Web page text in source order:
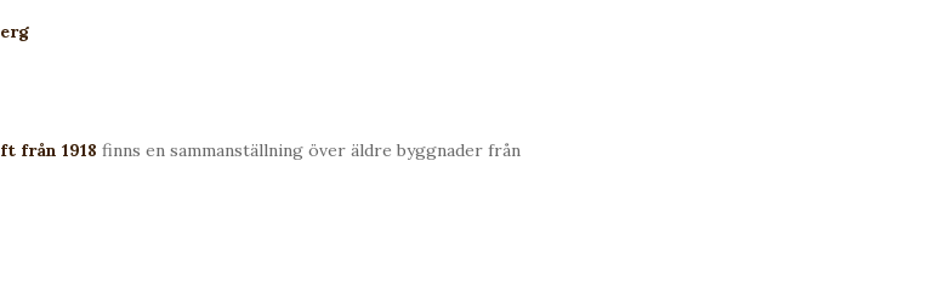
från 1918 finns en sammanställning över äldre byggnader från